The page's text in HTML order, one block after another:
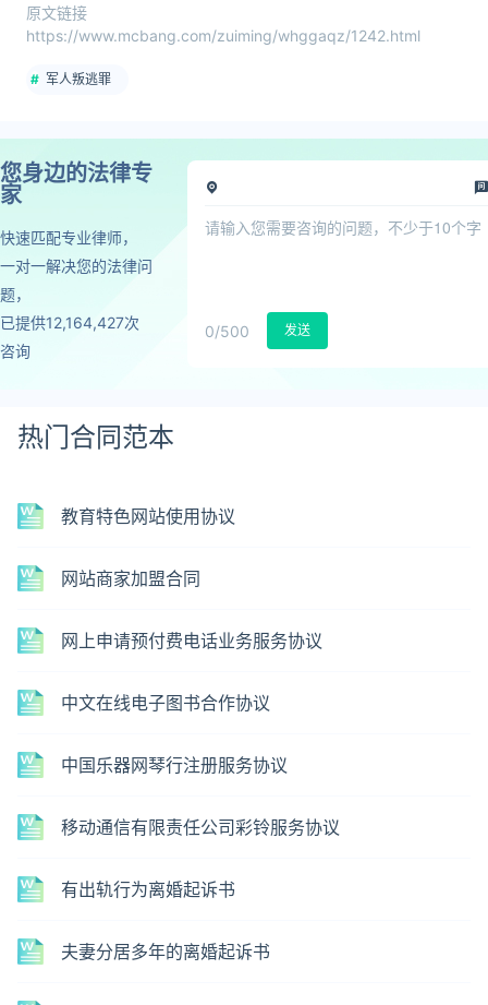
原文链接
https://www.mcbang.com/zuiming/whggaqz/1242.html
军人叛逃罪
您身边的法律专
家
快速匹配专业律师，
一对一解决您的法律问
题，
已提供12,164,427次
咨询
0/500 发送
热门合同范本
教育特色网站使用协议
网站商家加盟合同
网上申请预付费电话业务服务协议
中文在线电子图书合作协议
中国乐器网琴行注册服务协议
移动通信有限责任公司彩铃服务协议
有出轨行为离婚起诉书
夫妻分居多年的离婚起诉书